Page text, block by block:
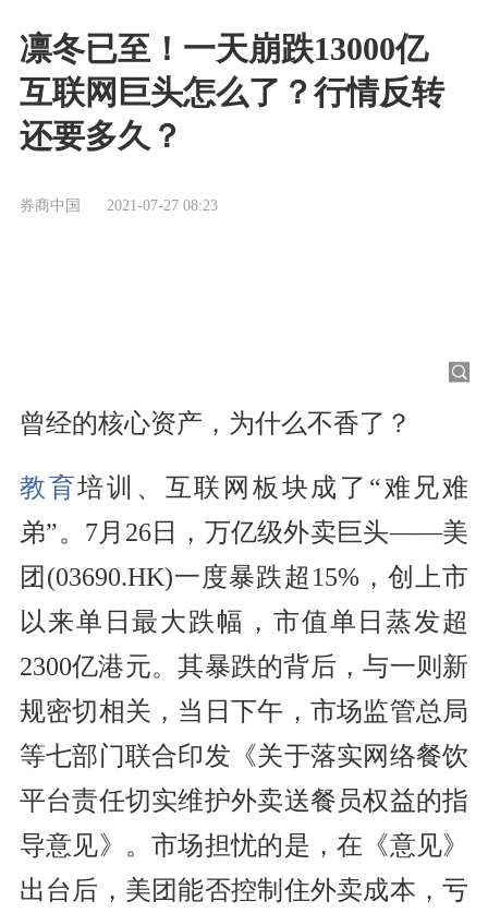
凛冬已至！一天崩跌13000亿
互联网巨头怎么了？行情反转
还要多久？
券商中国 2021-07-27 08:23
曾经的核心资产，为什么不香了？
教育培训、互联网板块成了“难兄难
弟”。7月26日，万亿级外卖巨头——美
团(03690.HK)一度暴跌超15%，创上市
以来单日最大跌幅，市值单日蒸发超
2300亿港元。其暴跌的背后，与一则新
规密切相关，当日下午，市场监管总局
等七部门联合印发《关于落实网络餐饮
平台责任切实维护外卖送餐员权益的指
导意见》。市场担忧的是，在《意见》
出台后，美团能否控制住外卖成本，亏